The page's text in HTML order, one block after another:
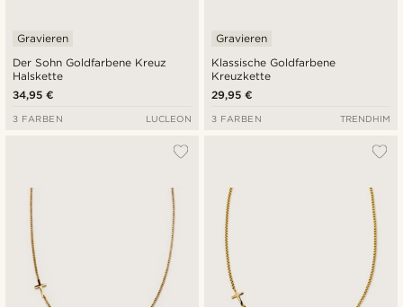
Der Sohn Goldfarbene Kreuz
Halskette
Gravieren
34,95 €
3 FARBEN LUCLEON
Klassische Goldfarbene
Kreuzkette
Gravieren
29,95 €
3 FARBEN TRENDHIM